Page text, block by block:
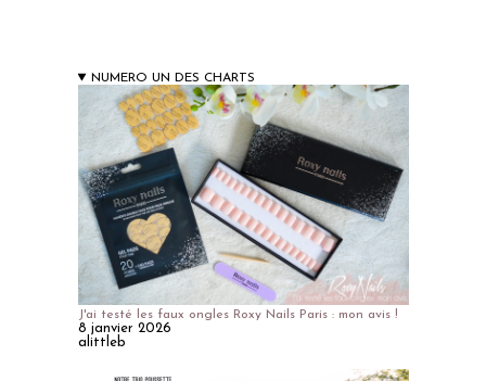
NUMERO UN DES CHARTS
J'ai testé les faux ongles Roxy Nails Paris : mon avis !
8 janvier 2026
alittleb